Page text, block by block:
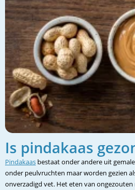
Is pindakaas
Pindakaas bestaat onder andere uit
onder peulvruchten maar worden gezien
onverzadigd vet. Het eten van ongezouten